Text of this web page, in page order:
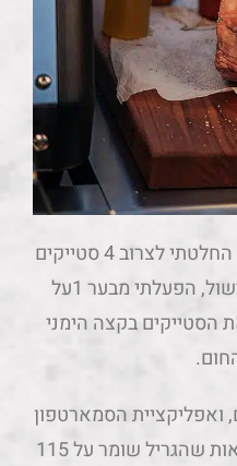
כדי לבחון את ביצועי הצלייה, החלטתי לצרוב 4 סטייקים
יפים. לשלב הראשון של הבישול, הפעלתי מבער 1על
את הסטייקים בקצה הימני
ואפליקציית הסמארטפון
Weber Connect, יכולתי לראות שהגריל שומר על 115